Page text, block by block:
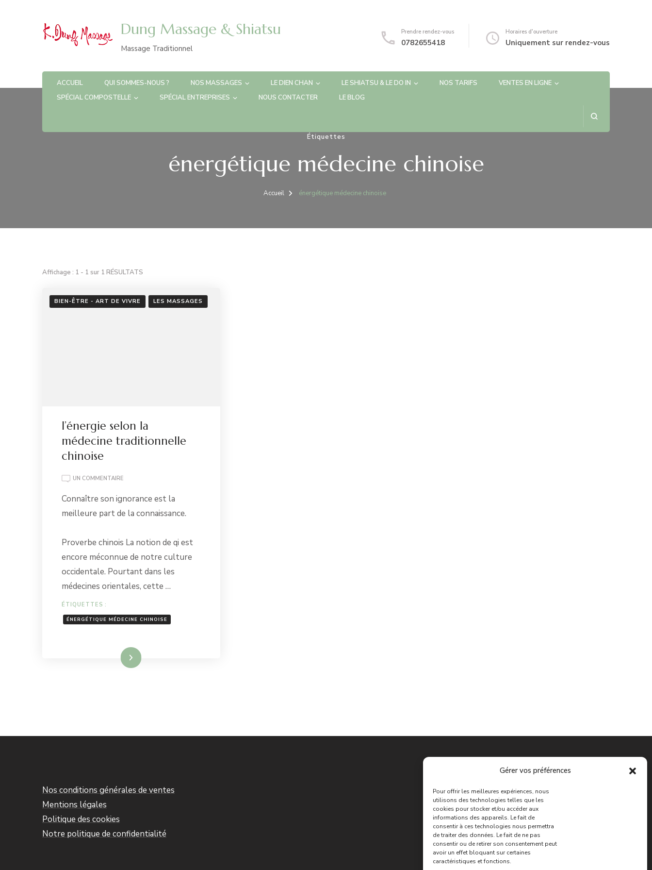
Gérer vos préférences
Pour offrir les meilleures expériences, nous
utilisons des technologies telles que les
cookies pour stocker et/ou accéder aux
informations des appareils. Le fait de
consentir à ces technologies nous permettra
de traiter des données. Le fait de ne pas
consentir ou de retirer son consentement peut
avoir un effet bloquant sur certaines
caractéristiques et fonctions.
Dung Massage & Shiatsu
Massage Traditionnel
Prendre rendez-vous
0782655418
Horaires d'ouverture
Uniquement sur rendez-vous
ACCUEIL QUI SOMMES-NOUS ? NOS MASSAGES LE DIEN CHAN LE SHIATSU & LE DO IN NOS TARIFS
VENTES EN LIGNE
SPÉCIAL COMPOSTELLE
SPÉCIAL ENTREPRISES NOUS CONTACTER LE BLOG
Étiquettes
énergétique médecine chinoise
Accueil énergétique médecine chinoise
Affichage : 1 - 1 sur 1 RÉSULTATS
BIEN-ÊTRE - ART DE VIVRE LES MASSAGES
l’énergie selon la
médecine traditionnelle
chinoise
UN COMMENTAIRE
SELON
MÉDECINE
Connaître son ignorance est la
meilleure part de la connaissance.
Proverbe chinois La notion de qi est
encore méconnue de notre culture
occidentale. Pourtant dans les
médecines orientales, cette …
ÉTIQUETTES :
ÉNERGÉTIQUE MÉDECINE CHINOISE
Lire la suite
Nos conditions générales de ventes
Mentions légales
Politique des cookies
Notre politique de confidentialité